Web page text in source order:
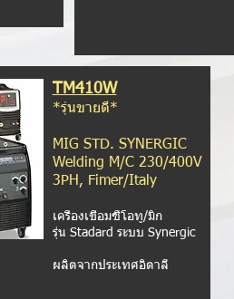
TM410W
*รุ่นขายดี*
MIG STD. SYNERGIC
Welding M/C 230/400V
3PH, Fimer/Italy
เครื่องเชื่อมซีโอทู/มิก
รุ่น Stadard ระบบ Synergic
ผลิตจากประเทศอิตาลี